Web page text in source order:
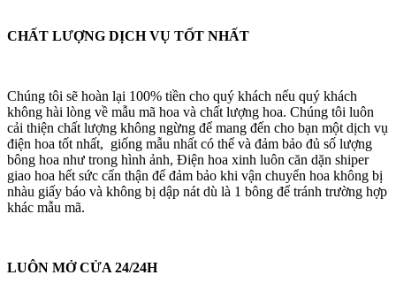
CHẤT LƯỢNG DỊCH VỤ TỐT NHẤT
Chúng tôi sẽ hoàn lại 100% tiền cho quý khách nếu quý khách
không hài lòng về mẫu mã hoa và chất lượng hoa. Chúng tôi luôn
cải thiện chất lượng không ngừng để mang đến cho bạn một dịch vụ
điện hoa tốt nhất, giống mẫu nhất có thể và đảm bảo đủ số lượng
bông hoa như trong hình ảnh, Điện hoa xinh luôn căn dặn shiper
giao hoa hết sức cẩn thận để đảm bảo khi vận chuyển hoa không bị
nhàu giấy báo và không bị dập nát dù là 1 bông để tránh trường hợp
khác mẫu mã.
LUÔN MỞ CỬA 24/24H